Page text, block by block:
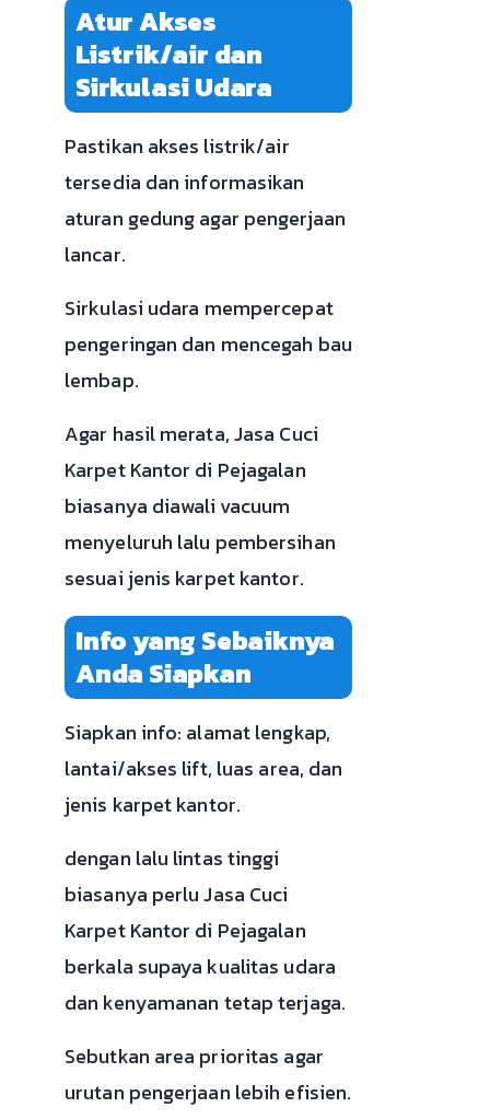
Atur Akses
Listrik/air dan
Sirkulasi Udara
Pastikan akses listrik/air
tersedia dan informasikan
aturan gedung agar pengerjaan
lancar.
Sirkulasi udara mempercepat
pengeringan dan mencegah bau
lembap.
Agar hasil merata, Jasa Cuci
Karpet Kantor di Pejagalan
biasanya diawali vacuum
menyeluruh lalu pembersihan
sesuai jenis karpet kantor.
Info yang Sebaiknya
Anda Siapkan
Siapkan info: alamat lengkap,
lantai/akses lift, luas area, dan
jenis karpet kantor.
dengan lalu lintas tinggi
biasanya perlu Jasa Cuci
Karpet Kantor di Pejagalan
berkala supaya kualitas udara
dan kenyamanan tetap terjaga.
Sebutkan area prioritas agar
urutan pengerjaan lebih efisien.